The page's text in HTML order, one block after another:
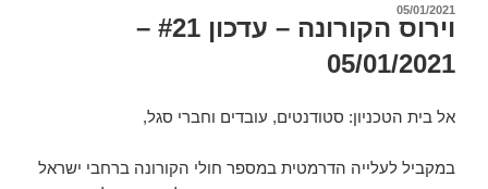
פורסם
05/01/2021
וירוס הקורונה – עדכון #21 –
05/01/2021
אל בית הטכניון: סטודנטים, עובדים וחברי סגל,
במקביל לעלייה הדרמטית במספר חולי הקורונה ברחבי ישראל